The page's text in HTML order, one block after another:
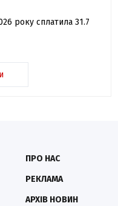
року сплатила 31.7
ПРО НАС
РЕКЛАМА
АРХІВ НОВИН